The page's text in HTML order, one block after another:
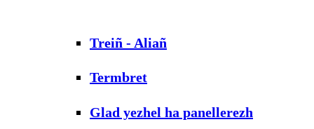
Treiñ - Aliañ
Termbret
Glad yezhel ha panellerezh